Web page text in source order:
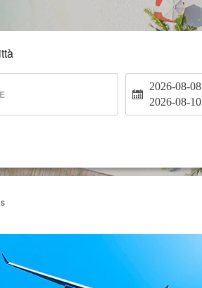
2026-08-08
2026-08-10